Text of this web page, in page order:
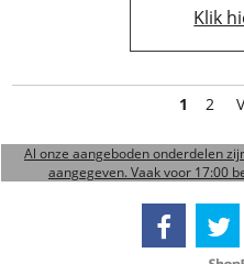
Klik
1 2
Al onze aangeboden onderdelen
aangegeven. Vaak voor 17:00